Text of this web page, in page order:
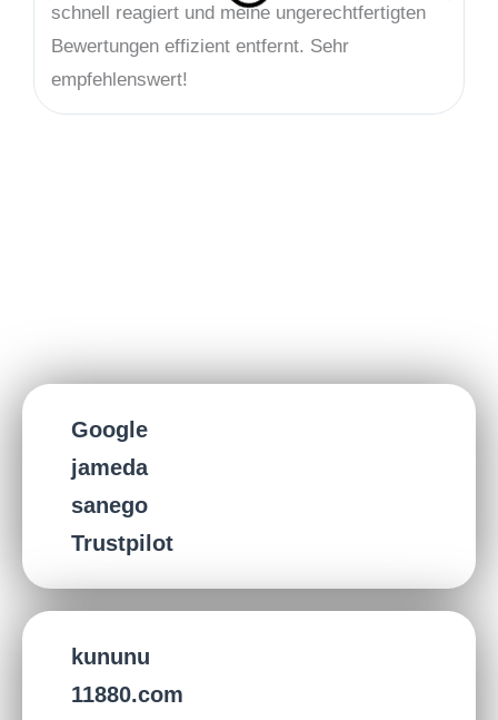
schnell reagiert und meine ungerechtfertigten
Bewertungen effizient entfernt. Sehr
empfehlenswert!
Google
jameda
sanego
Trustpilot
kununu
11880.com